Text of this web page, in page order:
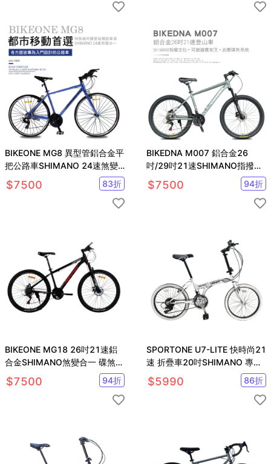
BIKEONE MG8 異型管鋁合金平
把公路車SHIMANO 24速煞變
合一內走線前後快拆輪組公路車
$7500 83折
BIKEDNA M007 鋁合金26
吋/29吋21速SHIMANO指撥碟
剎前輪快拆避震可鎖定登山車
$7500 94折
BIKEONE MG18 26吋21速鋁
合金SHIMANO煞變合一 碟煞款
前避震前叉可鎖死登山車
$7500 94折
SPORTONE U7-LITE 快時尚21
速 折疊車20吋SHIMANO 專為
都會休閒需求而生
$5990 86折